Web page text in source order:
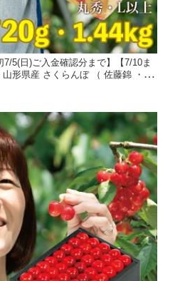
7/5(日)ご入金確認分まで】【7/10ま
形県産 さくらんぼ （ 佐藤錦 ・ 紅
にて※ 丸秀品 L以上 選べる 720g
2026年6月下旬から7月上旬発送】